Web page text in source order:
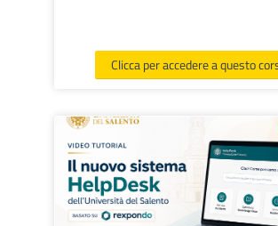
Clicca per accedere a questo